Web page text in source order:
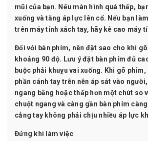
mũi của bạn. Nếu màn hình quá thấp,
xuống và tăng áp lực lên cổ. Nếu bạn
trên máy tính xách tay, hãy kê cao máy
Đối với bàn phím, nên đặt sao cho khi
khoảng 90 độ. Lưu ý đặt bàn phím đủ
buộc phải khuỵu vai xuống. Khi gõ
phần cánh tay trên nên áp sát vào
ngang bằng hoặc thấp hơn một chút so
chuột ngang và càng gần bàn phím
cẳng tay không phải chịu nhiều áp lực
Đứng khi làm việc